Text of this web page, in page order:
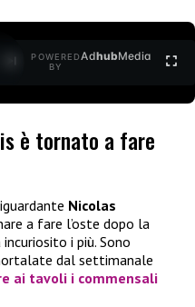
POWERED
BY
AdhubMedia
è tornato a fare
Nicolas
a fare l’oste dopo la
incuriosito i più. Sono
dal settimanale
ai tavoli i commensali